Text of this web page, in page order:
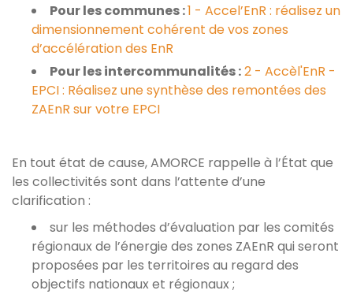
Pour les communes :1 - Accel’EnR : réalisez un
dimensionnement cohérent de vos zones
d’accélération des EnR
Pour les intercommunalités :2 - Accèl'EnR -
EPCI : Réalisez une synthèse des remontées des
ZAEnR sur votre EPCI
En tout état de cause, AMORCE rappelle à l’État que
les collectivités sont dans l’attente d’une
clarification :
sur les méthodes d’évaluation par les comités
régionaux de l’énergie des zones ZAEnR qui seront
proposées par les territoires au regard des
objectifs nationaux et régionaux ;